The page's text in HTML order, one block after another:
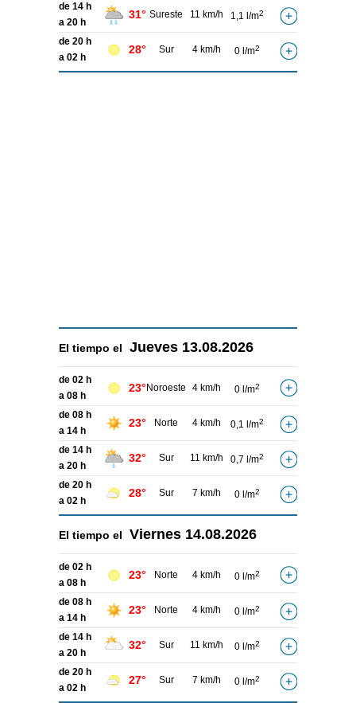
de 14 h
a 20 h
31° Sureste 11 km/h 1,1 l/m2
de 20 h
a 02 h
28° Sur 4 km/h 0 l/m2
El tiempo el Jueves 13.08.2026
de 02 h
a 08 h
23° Noroeste 4 km/h 0 l/m2
de 08 h
a 14 h
23° Norte 4 km/h 0,1 l/m2
de 14 h
a 20 h
32° Sur 11 km/h 0,7 l/m2
de 20 h
a 02 h
28° Sur 7 km/h 0 l/m2
El tiempo el Viernes 14.08.2026
de 02 h
a 08 h
23° Norte 4 km/h 0 l/m2
de 08 h
a 14 h
23° Norte 4 km/h 0 l/m2
de 14 h
a 20 h
32° Sur 11 km/h 0 l/m2
de 20 h
a 02 h
27° Sur 7 km/h 0 l/m2